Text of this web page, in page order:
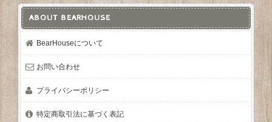
ABOUT BEARHOUSE
BearHouseについて
お問い合わせ
プライバシーポリシー
特定商取引法に基づく表記